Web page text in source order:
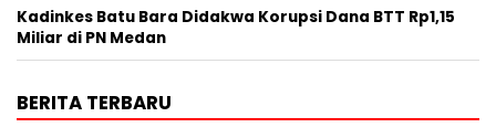
Kadinkes Batu Bara Didakwa Korupsi Dana BTT Rp1,15
Miliar di PN Medan
BERITA TERBARU